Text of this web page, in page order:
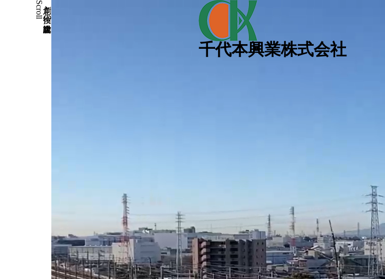
千代本興業株式会社
創意と技術の総合建設業
Scroll